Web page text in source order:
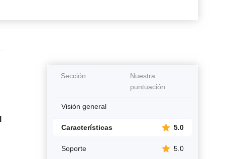
Sección
Nuestra
puntuación
Visión general
Características 5.0
Soporte 5.0